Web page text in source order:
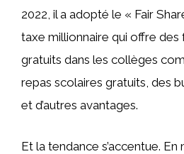
2022, il a adopté le « Fair
taxe millionnaire qui offre des
gratuits dans les collèges
repas scolaires gratuits, des
et d’autres avantages.
Et la tendance s’accentue. En